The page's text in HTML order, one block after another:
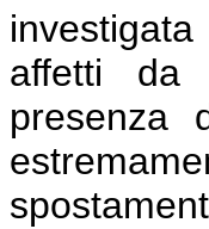
affetti da
presenza